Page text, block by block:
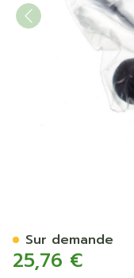
25,76 €
Sur demande